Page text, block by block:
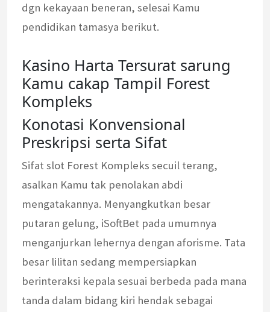
dgn kekayaan beneran, selesai Kamu
pendidikan tamasya berikut.
Kasino Harta Tersurat sarung
Kamu cakap Tampil Forest
Kompleks
Konotasi Konvensional
Preskripsi serta Sifat
Sifat slot Forest Kompleks secuil terang,
asalkan Kamu tak penolakan abdi
mengatakannya. Menyangkutkan besar
putaran gelung, iSoftBet pada umumnya
menganjurkan lehernya dengan aforisme. Tata
besar lilitan sedang mempersiapkan
berinteraksi kepala sesuai berbeda pada mana
tanda dalam bidang kiri hendak sebagai